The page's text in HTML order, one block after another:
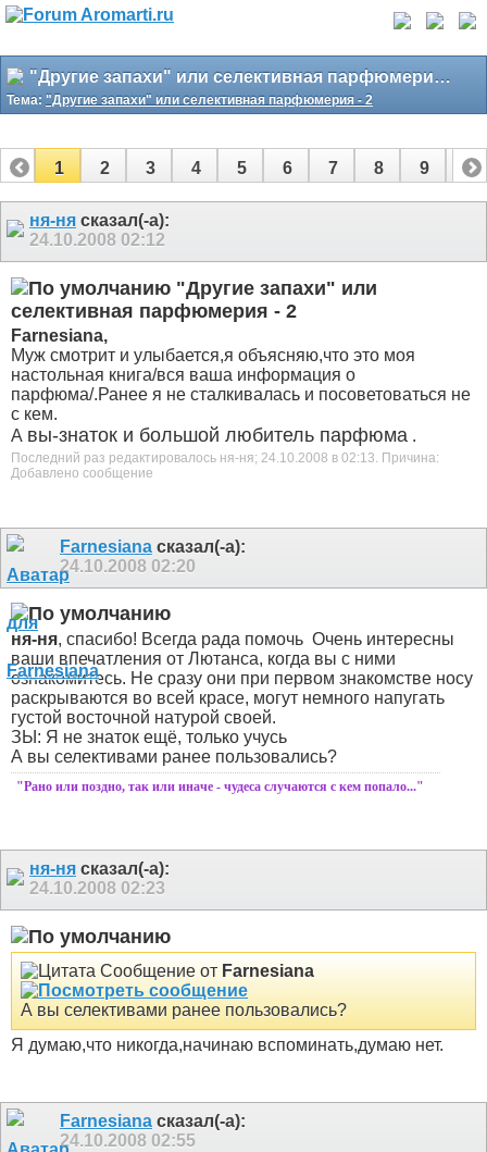
"Другие запахи" или селективная парфюмерия - 2
Тема: "Другие запахи" или селективная парфюмерия - 2
1 2 3 4 5 6 7 8 9 10
13
ня-ня сказал(-а):
24.10.2008 02:12
"Другие запахи" или
селективная парфюмерия - 2
Farnesiana,
Муж смотрит и улыбается,я объясняю,что это моя
настольная книга/вся ваша информация о
парфюма/.Ранее я не сталкивалась и посоветоваться не
с кем.
А вы-знаток и большой любитель парфюма .
Последний раз редактировалось ня-ня; 24.10.2008 в 02:13. Причина:
Добавлено сообщение
Farnesiana сказал(-а):
24.10.2008 02:20
ня-ня, спасибо! Всегда рада помочь Очень интересны
ваши впечатления от Лютанса, когда вы с ними
ознакомитесь. Не сразу они при первом знакомстве носу
раскрываются во всей красе, могут немного напугать
густой восточной натурой своей.
ЗЫ: Я не знаток ещё, только учусь
А вы селективами ранее пользовались?
"Рано или поздно, так или иначе - чудеса случаются с кем попало..."
ня-ня сказал(-а):
24.10.2008 02:23
Сообщение от Farnesiana
А вы селективами ранее пользовались?
Я думаю,что никогда,начинаю вспоминать,думаю нет.
Farnesiana сказал(-а):
24.10.2008 02:55